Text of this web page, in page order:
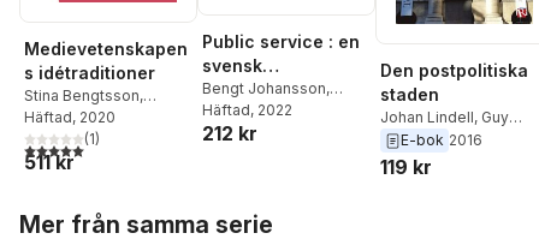
Medievetenskapen
s idétraditioner
Stina Bengtsson,
Staffan Ericson
Stiernstedt
Andersson
Burman,Annika Egan
Häftad, 2020
5,0utav 5 stjärnor. Totalt antal röster:
(1)
511 kr
Public service : en
svensk
kunskapsöversikt
Bengt Johansson,
Ulrika Andersson
Marina Ghersetti
Jakobsson
Häftad, 2022
212 kr
Den postpolitiska
staden
Johan Lindell, Guy
Baeten,Magnus
Dahlstedt
E-bok 2016
119 kr
Mer från samma serie